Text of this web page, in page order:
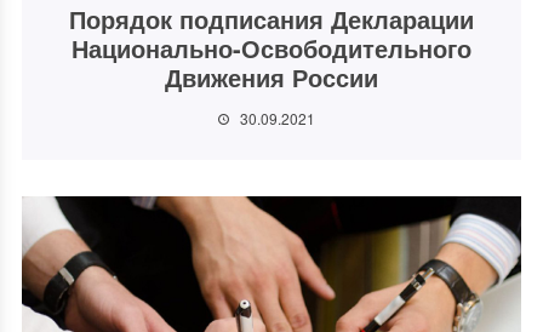
Порядок подписания Декларации
Национально-Освободительного
Движения России
30.09.2021